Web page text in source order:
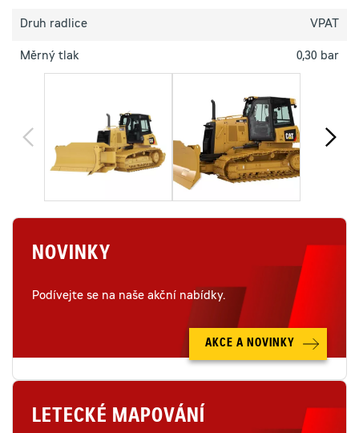
Druh radlice VPAT
Měrný tlak 0,30 bar
NOVINKY
Podívejte se na naše akční nabídky.
AKCE A NOVINKY
LETECKÉ MAPOVÁNÍ